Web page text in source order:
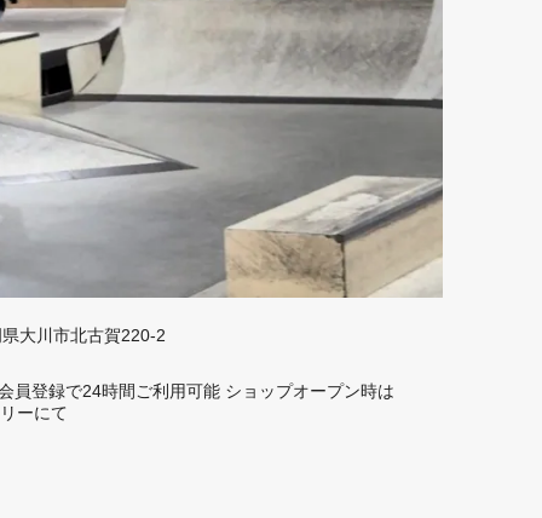
大川市北古賀220-2
員登録で24時間ご利用可能 ショップオープン時は
ーにて